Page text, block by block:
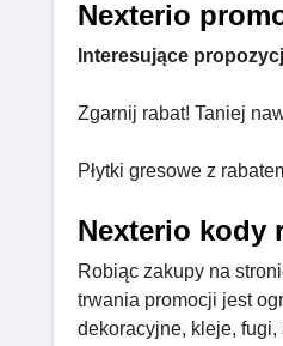
Nexterio
Interesujące
Zgarnij rabat! Taniej
Płytki gresowe z
Nexterio kody
Robiąc zakupy na
trwania promocji jest
dekoracyjne, kleje, fugi,